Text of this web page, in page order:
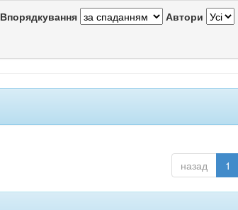
Впорядкування Автори
назад 1